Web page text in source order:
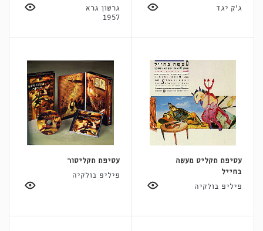
ג'ק יגד
גרשון גרא
1957
עטיפת תקליט מעשה
בחייל
פיליפ בולקיה
עטיפת תקליטור
פיליפ בולקיה